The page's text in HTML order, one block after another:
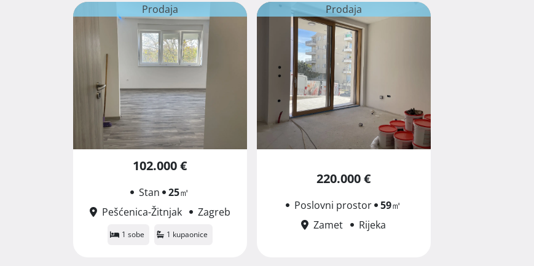
Prodaja
102.000 €
Stan 25㎡
Pešćenica-Žitnjak
Zagreb
1 sobe 1 kupaonice
Prodaja
220.000 €
Poslovni prostor 59㎡
Zamet
Rijeka